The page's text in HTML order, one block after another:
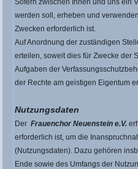
Sofern zwischen Ihnen und uns ein
werden soll, erheben und
Zwecken erforderlich ist.
Auf Anordnung der zuständigen
erteilen, soweit dies für Zwecke der
Aufgaben der
der Rechte am geistigen Eigentum
Nutzungsdaten
DerFrauenchor Neuenstein e.V.
erforderlich ist, um die
(Nutzungsdaten). Dazu gehören
Ende sowie des Umfangs der